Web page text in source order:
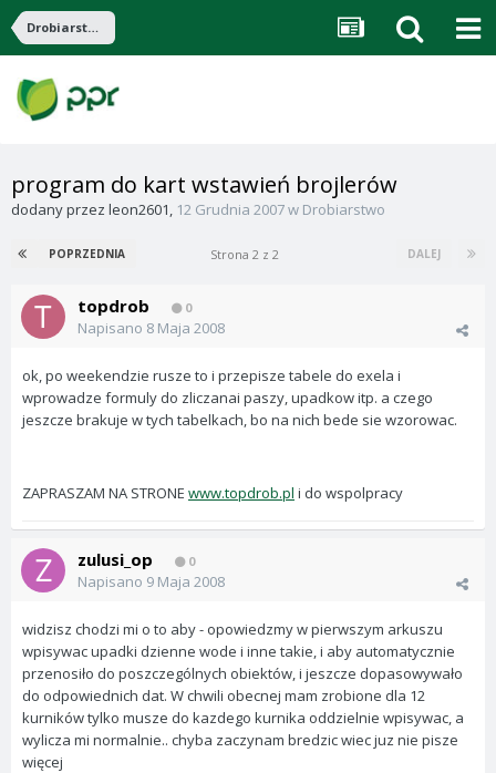
Drobiarstwo
program do kart wstawień brojlerów
dodany przez leon2601, 12 Grudnia 2007w Drobiarstwo
POPRZEDNIA DALEJ
Strona 2 z 2
topdrob 0
Napisano 8 Maja 2008
ok, po weekendzie rusze to i przepisze tabele do exela i
wprowadze formuly do zliczanai paszy, upadkow itp. a czego
jeszcze brakuje w tych tabelkach, bo na nich bede sie wzorowac.
ZAPRASZAM NA STRONE www.topdrob.pl i do wspolpracy
zulusi_op 0
Napisano 9 Maja 2008
widzisz chodzi mi o to aby - opowiedzmy w pierwszym arkuszu
wpisywac upadki dzienne wode i inne takie, i aby automatycznie
przenosiło do poszczególnych obiektów, i jeszcze dopasowywało
do odpowiednich dat. W chwili obecnej mam zrobione dla 12
kurników tylko musze do kazdego kurnika oddzielnie wpisywac, a
wylicza mi normalnie.. chyba zaczynam bredzic wiec juz nie pisze
więcej